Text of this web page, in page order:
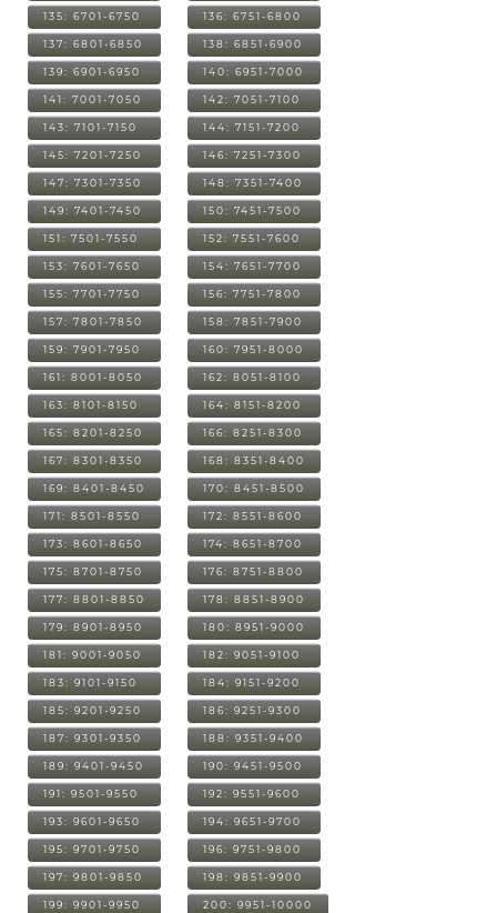
135: 6701-6750 136: 6751-6800
137: 6801-6850 138: 6851-6900
139: 6901-6950 140: 6951-7000
141: 7001-7050 142: 7051-7100
143: 7101-7150 144: 7151-7200
145: 7201-7250 146: 7251-7300
147: 7301-7350 148: 7351-7400
149: 7401-7450 150: 7451-7500
151: 7501-7550 152: 7551-7600
153: 7601-7650 154: 7651-7700
155: 7701-7750 156: 7751-7800
157: 7801-7850 158: 7851-7900
159: 7901-7950 160: 7951-8000
161: 8001-8050 162: 8051-8100
163: 8101-8150 164: 8151-8200
165: 8201-8250 166: 8251-8300
167: 8301-8350 168: 8351-8400
169: 8401-8450 170: 8451-8500
171: 8501-8550 172: 8551-8600
173: 8601-8650 174: 8651-8700
175: 8701-8750 176: 8751-8800
177: 8801-8850 178: 8851-8900
179: 8901-8950 180: 8951-9000
181: 9001-9050 182: 9051-9100
183: 9101-9150 184: 9151-9200
185: 9201-9250 186: 9251-9300
187: 9301-9350 188: 9351-9400
189: 9401-9450 190: 9451-9500
191: 9501-9550 192: 9551-9600
193: 9601-9650 194: 9651-9700
195: 9701-9750 196: 9751-9800
197: 9801-9850 198: 9851-9900
199: 9901-9950 200: 9951-10000